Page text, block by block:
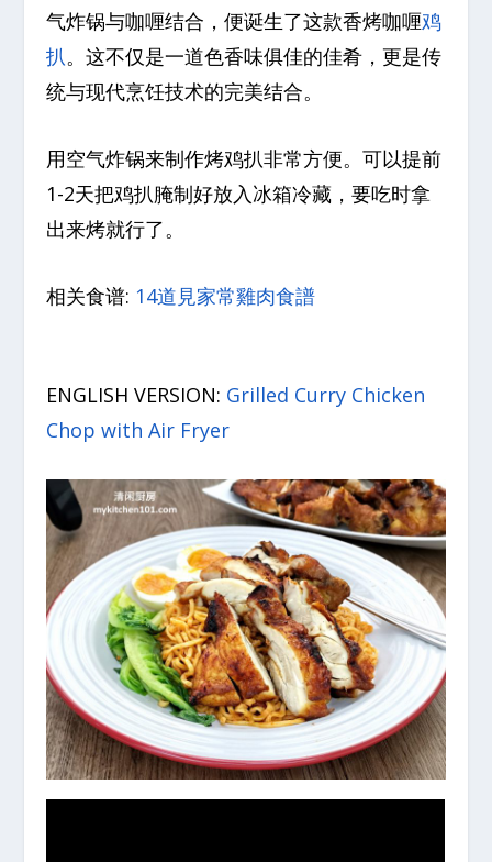
气炸锅与咖喱结合，便诞生了这款香烤咖喱鸡
扒。这不仅是一道色香味俱佳的佳肴，更是传
统与现代烹饪技术的完美结合。
用空气炸锅来制作烤鸡扒非常方便。可以提前
1-2天把鸡扒腌制好放入冰箱冷藏，要吃时拿
出来烤就行了。
相关食谱: 14道見家常雞肉食譜
ENGLISH VERSION: Grilled Curry Chicken
Chop with Air Fryer